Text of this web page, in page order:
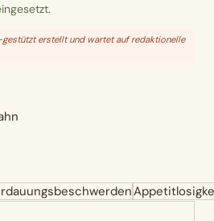
erstellt und wartet auf redaktionelle